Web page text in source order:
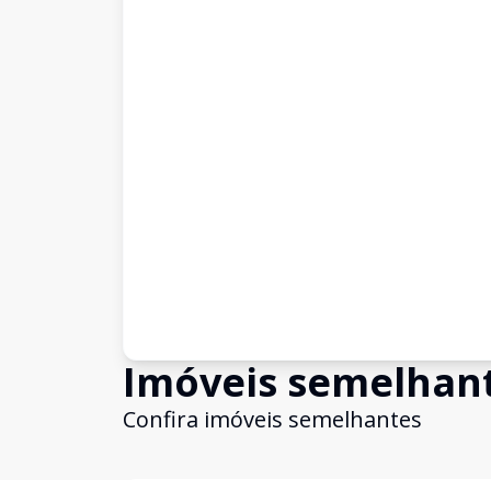
Imóveis
Confira imóveis semelhantes